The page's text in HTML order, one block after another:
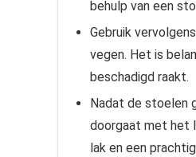
behulp van een
Gebruik
vegen. Het is
beschadigd raakt.
Nadat de stoelen
doorgaat met het
lak en een